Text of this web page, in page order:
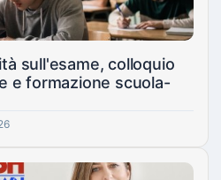
sull'esame, colloquio
e formazione scuola-